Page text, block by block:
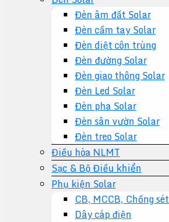
Đèn âm đất Solar
Đèn cầm tay Solar
Đèn diệt côn trùng
Đèn đường Solar
Đèn giao thông Solar
Đèn Led Solar
Đèn pha Solar
Đèn sân vườn Solar
Đèn treo Solar
Điều hòa NLMT
Sạc & Bộ Điều khiển
Phụ kiện Solar
CB, MCCB, Chống sét
Dây cáp điện